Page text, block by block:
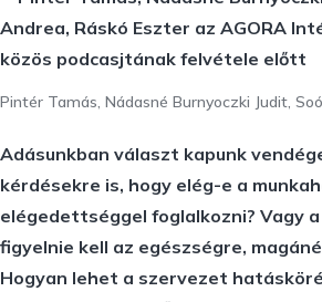
Pintér Tamás, Nádasné Burnyoczki Judit,
Adásunkban választ kapunk
kérdésekre is, hogy elég-e a
elégedettséggel foglalkozni? Vagy
figyelnie kell az egészségre,
Hogyan lehet a szervezet